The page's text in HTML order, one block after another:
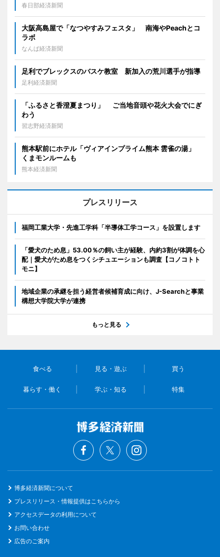
春日部経済新聞
大阪高島屋で「なつやすみフェスタ」 南海やPeachとコ
ラボ
なんば経済新聞
足利でブレックスのバスケ教室 新加入の荒川選手が指導
足利経済新聞
「ふるさと香澄夏まつり」 ご当地音頭や花火大会でにぎ
わう
習志野経済新聞
熊本駅前にホテル「ヴィアインプライム熊本 雲雀の湯」
くまモンルームも
熊本経済新聞
プレスリリース
福岡工業大学・先進工学科「半導体工学コース」を設置します
「愛犬のため息」53.00％の飼い主が経験、内約3割が体調を心
配｜愛犬がため息をつくシチュエーションも調査【コノコトト
モニ】
地域企業の承継を担う経営者候補育成に向け、J-Searchと事業
構想大学院大学が連携
もっと見る
食べる 見る・遊ぶ 買う
暮らす・働く 学ぶ・知る 特集
博多経済新聞について
プレスリリース・情報提供はこちらから
アクセスデータの利用について
お問い合わせ
広告のご案内